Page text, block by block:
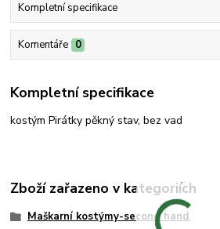
Kompletní specifikace
Komentáře 0
Kompletní specifikace
kostým Pirátky pěkný stav, bez vad
Zboží zařazeno v kategoriích
Maškarní kostýmy-second hand